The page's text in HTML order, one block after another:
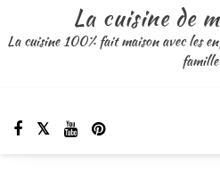
contenu
La cuisine de
La cuisine 100% fait maison avec les
famille